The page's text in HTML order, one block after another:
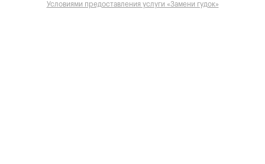
Условиями предоставления услуги «Замени гудок»